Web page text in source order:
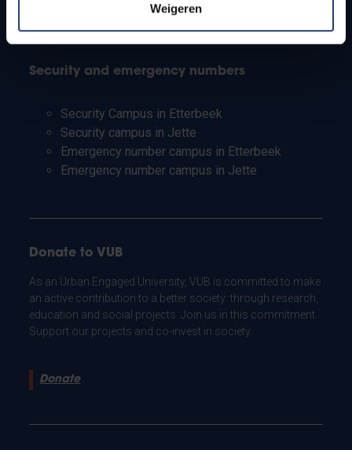
Weigeren
Working students
International students
Security and emergency numbers
Security Campus in Etterbeek
Security campus in Jette
Emergency number campus in Etterbeek
Emergency number campus in Jette
Donate to VUB
As an Urban Engaged University, VUB is committed to make
an active contribution to a better society: through research,
education and social projects. Join us in this commitment.
Support our projects and co-invest in society.
Donate